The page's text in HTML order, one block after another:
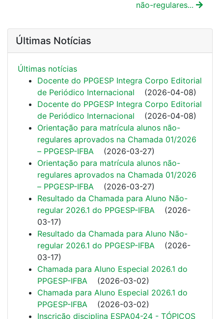
não-regulares...
Últimas Notícias
Últimas notí­cias
Docente do PPGESP Integra Corpo Editorial
de Periódico Internacional
(2026-04-08)
Docente do PPGESP Integra Corpo Editorial
de Periódico Internacional
(2026-04-08)
Orientação para matrícula alunos não-
regulares aprovados na Chamada 01/2026
– PPGESP-IFBA (2026-03-27)
Orientação para matrícula alunos não-
regulares aprovados na Chamada 01/2026
– PPGESP-IFBA (2026-03-27)
Resultado da Chamada para Aluno Não-
regular 2026.1 do PPGESP-IFBA (2026-
03-17)
Resultado da Chamada para Aluno Não-
regular 2026.1 do PPGESP-IFBA (2026-
03-17)
Chamada para Aluno Especial 2026.1 do
PPGESP-IFBA (2026-03-02)
Chamada para Aluno Especial 2026.1 do
PPGESP-IFBA (2026-03-02)
Inscrição disciplina ESPA04-24 - TÓPICOS